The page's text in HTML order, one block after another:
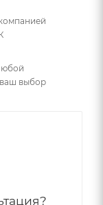
выбор